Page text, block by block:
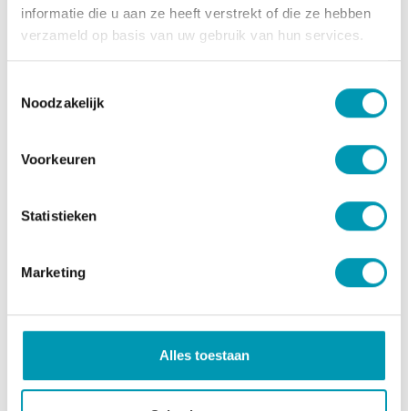
informatie die u aan ze heeft verstrekt of die ze hebben
verzameld op basis van uw gebruik van hun services.
Noodzakelijk
Voorkeuren
Statistieken
Marketing
Alles toestaan
8,50€
Over ons Werking